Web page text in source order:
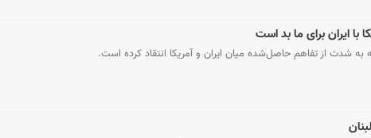
با ایران برای ما بد است
به شدت از تفاهم حاصل‌شده میان ایران و آمریکا انتقاد کرده است.